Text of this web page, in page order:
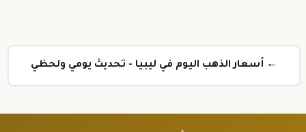
← أسعار الذهب اليوم في ليبيا - تحديث يومي ولحظي